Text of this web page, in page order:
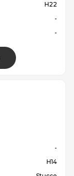
H22
-
-
-
H14